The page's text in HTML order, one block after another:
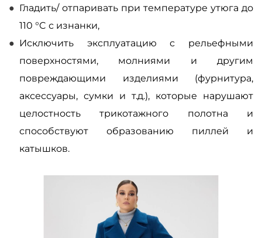
Гладить/ отпаривать при температуре утюга до
110 °C с изнанки,
Исключить эксплуатацию с рельефными
поверхностями, молниями и другим
повреждающими изделиями (фурнитура,
аксессуары, сумки и т.д.), которые нарушают
целостность трикотажного полотна и
способствуют образованию пиллей и
катышков.